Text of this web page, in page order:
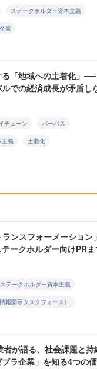
ステークホルダー資本主義
業
「地域への土着化」──
での経済成長が矛盾し
チェーン パーパス
主義 土着化
ンスフォーメーション
ークホルダー向けPRま
ステークホルダー資本主義
報開示タスクフォース）
が語る、社会課題と持
ラ企業」を知る4つの